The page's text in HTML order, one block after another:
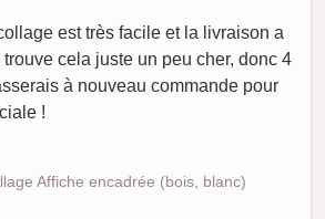
est très facile et la livraison a
cela juste un peu cher, donc 4
à nouveau commande pour
!
Affiche encadrée (bois, blanc)